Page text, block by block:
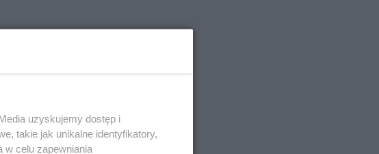
uzyskujemy dostęp i
takie jak unikalne identyfikatory,
w celu zapewniania